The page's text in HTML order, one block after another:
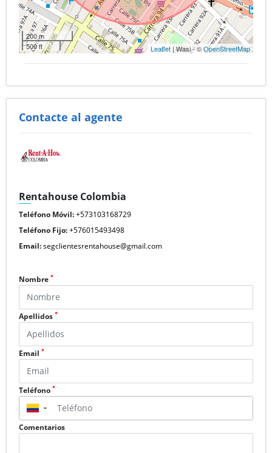
200 m
500 ft
Leaflet| Wasi - ©OpenStreetMap
Contacte al agente
Rentahouse Colombia
Teléfono Móvil:+573103168729
Teléfono Fijo:+576015493498
Email:segclientesrentahouse@gmail.com
Nombre *
Apellidos *
Email *
Teléfono *
▼
Comentarios